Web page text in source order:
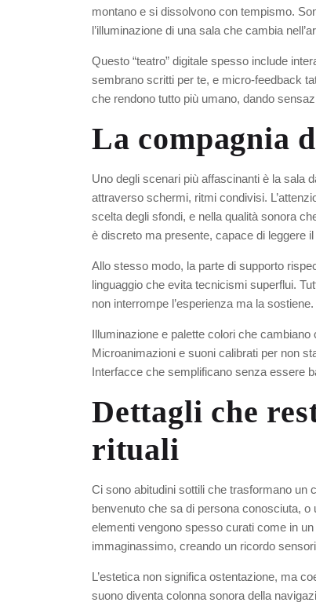
montano e si dissolvono con tempismo.
l’illuminazione di una sala che cambia
Questo “teatro” digitale spesso include
sembrano scritti per te, e micro-feedback
che rendono tutto più umano, dando
La compagnia
Uno degli scenari più affascinanti è la sala
attraverso schermi, ritmi condivisi.
scelta degli sfondi, e nella qualità sonora
è discreto ma presente, capace di leggere
Allo stesso modo, la parte di supporto
linguaggio che evita tecnicismi superflui.
non interrompe l’esperienza ma la sostiene.
Illuminazione e palette colori che cambiano
Microanimazioni e suoni calibrati per non
Interfacce che semplificano senza essere
Dettagli che
rituali
Ci sono abitudini sottili che trasformano un
benvenuto che sa di persona conosciuta,
elementi vengono spesso curati come in
immaginassimo, creando un ricordo
L’estetica non significa ostentazione, ma
suono diventa colonna sonora della